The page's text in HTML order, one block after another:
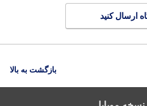
ارسال کنید
بازگشت به بالا